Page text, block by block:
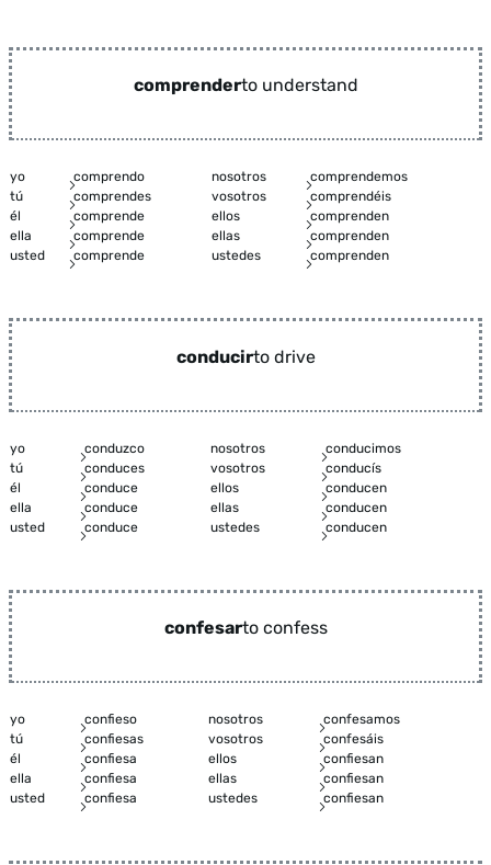
comprenderto understand
yo comprendo nosotros
comprendemos
tú
comprendes vosotros
comprendéis
él
comprende ellos
comprenden
ella
comprende ellas
comprenden
usted
comprende ustedes comprenden
conducirto drive
yo conduzco nosotros
conducimos
tú
conduces vosotros
conducís
él
conduce ellos
conducen
ella
conduce ellas
conducen
usted
conduce ustedes conducen
confesarto confess
yo confieso nosotros
confesamos
tú
confiesas vosotros
confesáis
él
confiesa ellos
confiesan
ella
confiesa ellas
confiesan
usted
confiesa ustedes confiesan